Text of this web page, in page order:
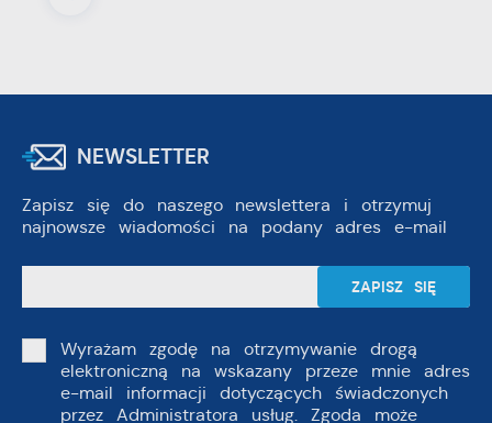
NEWSLETTER
Zapisz się do naszego newslettera i otrzymuj
najnowsze wiadomości na podany adres e-mail
Wyrażam zgodę na otrzymywanie drogą
elektroniczną na wskazany przeze mnie adres
e-mail informacji dotyczących świadczonych
przez Administratora usług. Zgoda może